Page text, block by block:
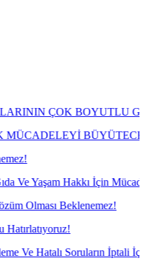
GERÇEĞİ
BÜYÜTECEĞİZ!
İçin Mücadele!
İptali İçin İtiraz